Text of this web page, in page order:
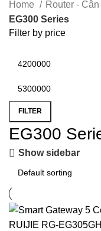
Home
Router -
EG300 Series
Filter by price
FILTER
EG300
Show sidebar